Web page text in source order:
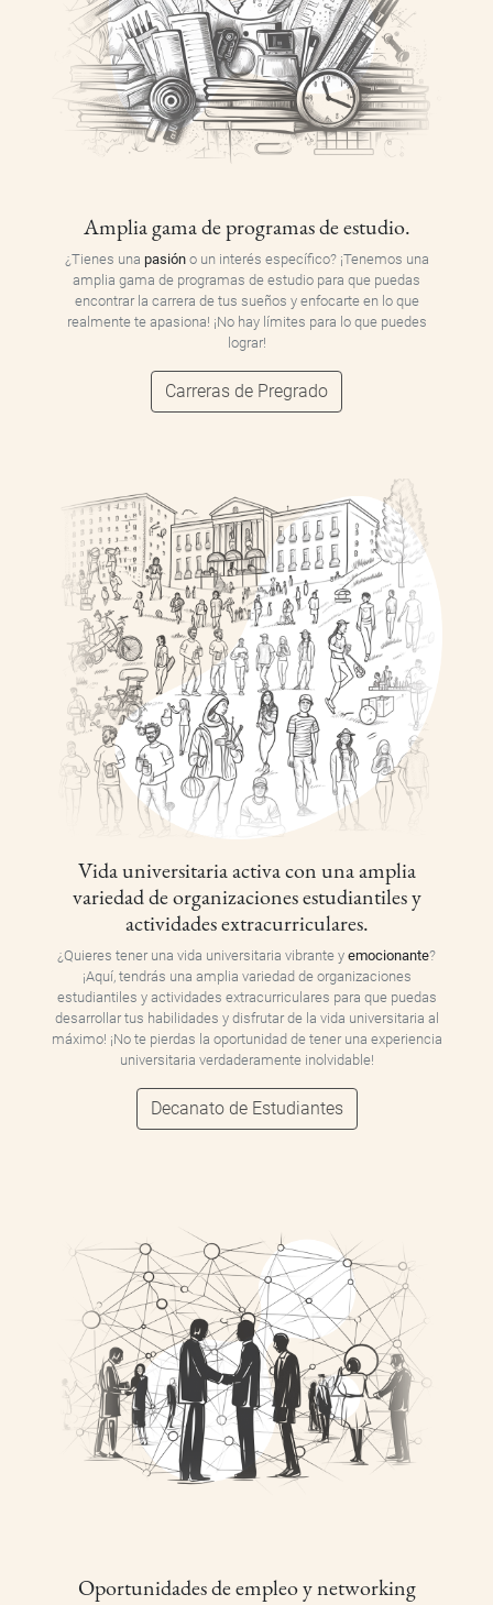
Amplia gama de programas de estudio.
¿Tienes una pasióno un interés específico? ¡Tenemos una
amplia gama de programas de estudio para que puedas
encontrar la carrera de tus sueños y enfocarte en lo que
realmente te apasiona! ¡No hay límites para lo que puedes
lograr!
Carreras de Pregrado
Vida universitaria activa con una amplia
variedad de organizaciones estudiantiles y
actividades extracurriculares.
¿Quieres tener una vida universitaria vibrante y emocionante?
¡Aquí, tendrás una amplia variedad de organizaciones
estudiantiles y actividades extracurriculares para que puedas
desarrollar tus habilidades y disfrutar de la vida universitaria al
máximo! ¡No te pierdas la oportunidad de tener una experiencia
universitaria verdaderamente inolvidable!
Decanato de Estudiantes
Oportunidades de empleo y networking